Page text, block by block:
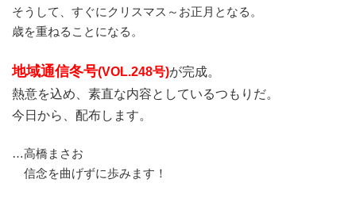
そうして、すぐにクリスマス～お正月となる。
歳を重ねることになる。
地域通信冬号(VOL.248号)が完成。
熱意を込め、素直な内容としているつもりだ。
今日から、配布します。
…高橋まさお
信念を曲げずに歩みます！